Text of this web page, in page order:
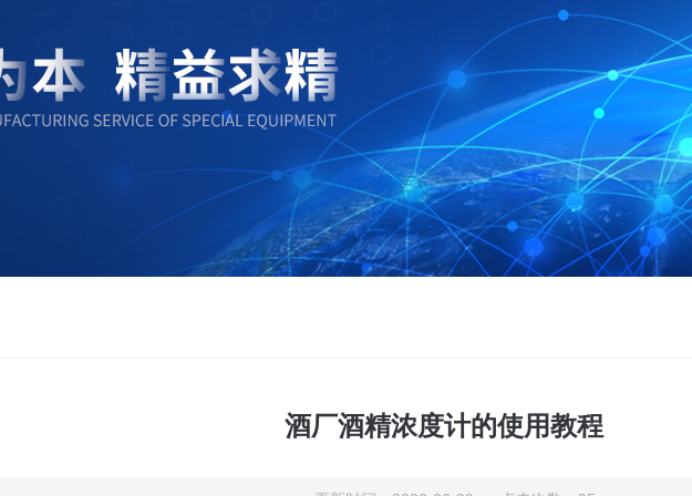
酒厂酒精浓度计的使用教程